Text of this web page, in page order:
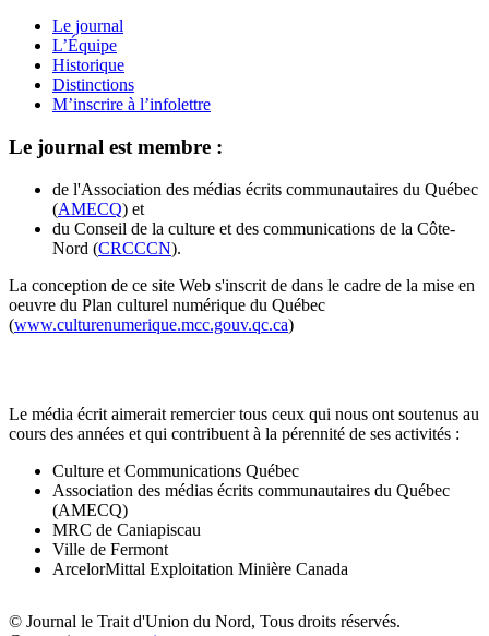
Le journal
L’Équipe
Historique
Distinctions
M’inscrire à l’infolettre
Le journal est membre :
de l'Association des médias écrits communautaires du Québec
(AMECQ) et
du Conseil de la culture et des communications de la Côte-
Nord (CRCCCN).
La conception de ce site Web s'inscrit de dans le cadre de la mise en
oeuvre du Plan culturel numérique du Québec
(www.culturenumerique.mcc.gouv.qc.ca)
Le média écrit aimerait remercier tous ceux qui nous ont soutenus au
cours des années et qui contribuent à la pérennité de ses activités :
Culture et Communications Québec
Association des médias écrits communautaires du Québec
(AMECQ)
MRC de Caniapiscau
Ville de Fermont
ArcelorMittal Exploitation Minière Canada
© Journal le Trait d'Union du Nord, Tous droits réservés.